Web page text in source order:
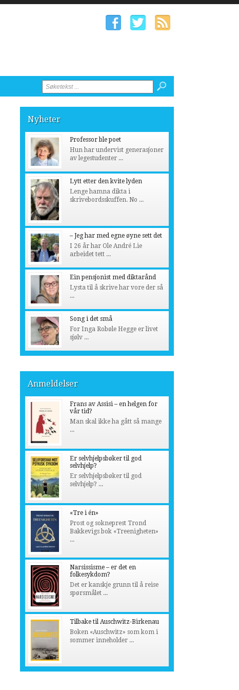
Nyheter
Professor ble poet
Hun har undervist generasjoner
av legestudenter ...
Lytt etter den kvite lyden
Lenge hamna dikta i
skrivebordsskuffen. No ...
– Jeg har med egne øyne sett det
I 26 år har Ole André Lie
arbeidet tett ...
Ein pensjonist med diktarånd
Lysta til å skrive har vore der så
...
Song i det små
For Inga Robøle Hegge er livet
sjølv ...
Anmeldelser
Frans av Assisi – en helgen for
vår tid?
Man skal ikke ha gått så mange
...
Er selvhjelpsbøker til god
selvhjelp?
Er selvhjelpsbøker til god
selvhjelp? ...
«Tre i én»
Prost og sokneprest Trond
Bakkevigs bok «Treenigheten»
...
Narsissisme – er det en
folkesykdom?
Det er kanskje grunn til å reise
spørsmålet ...
Tilbake til Auschwitz-Birkenau
Boken «Auschwitz» som kom i
sommer inneholder ...